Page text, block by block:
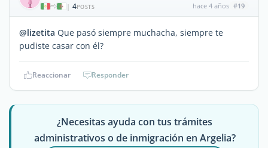
| 4POSTS hace 4 años #19
@lizetita Que pasó siempre muchacha, siempre te
pudiste casar con él?
Reaccionar Responder
¿Necesitas ayuda con tus trámites
administrativos o de inmigración en Argelia?